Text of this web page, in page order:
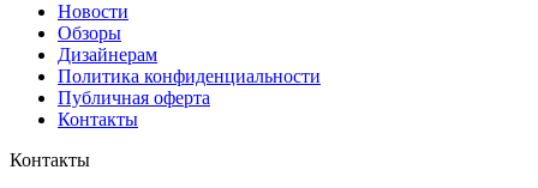
Новости
Обзоры
Дизайнерам
Политика конфиденциальности
Публичная оферта
Контакты
Контакты